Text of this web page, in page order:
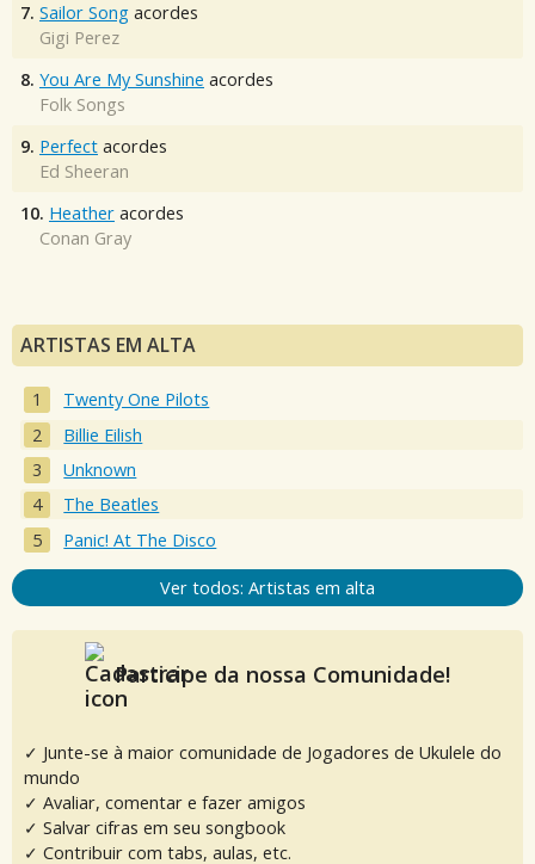
7. Sailor Song acordes
Gigi Perez
8. You Are My Sunshine acordes
Folk Songs
9. Perfect acordes
Ed Sheeran
10. Heather acordes
Conan Gray
ARTISTAS EM ALTA
Twenty One Pilots
Billie Eilish
Unknown
The Beatles
Panic! At The Disco
Ver todos: Artistas em alta
Participe da nossa Comunidade!
✓ Junte-se à maior comunidade de Jogadores de Ukulele do
mundo
✓ Avaliar, comentar e fazer amigos
✓ Salvar cifras em seu songbook
✓ Contribuir com tabs, aulas, etc.